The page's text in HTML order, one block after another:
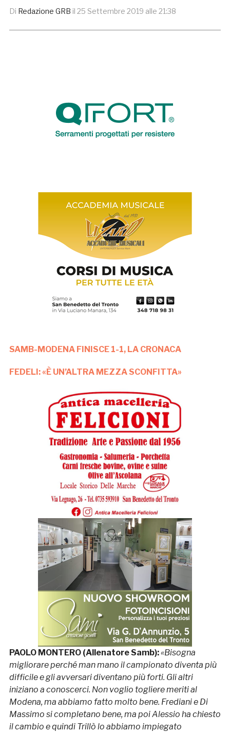
Di Redazione GRB il 25 Settembre 2019 alle 21:38
SAMB-MODENA FINISCE 1-1, LA CRONACA
FEDELI: «È UN’ALTRA MEZZA SCONFITTA»
PAOLO MONTERO (Allenatore Samb):«Bisogna
migliorare perché man mano il campionato diventa più
difficile e gli avversari diventano più forti. Gli altri
iniziano a conoscerci. Non voglio togliere meriti al
Modena, ma abbiamo fatto molto bene. Frediani e Di
Massimo si completano bene, ma poi Alessio ha chiesto
il cambio e quindi Trillò lo abbiamo impiegato